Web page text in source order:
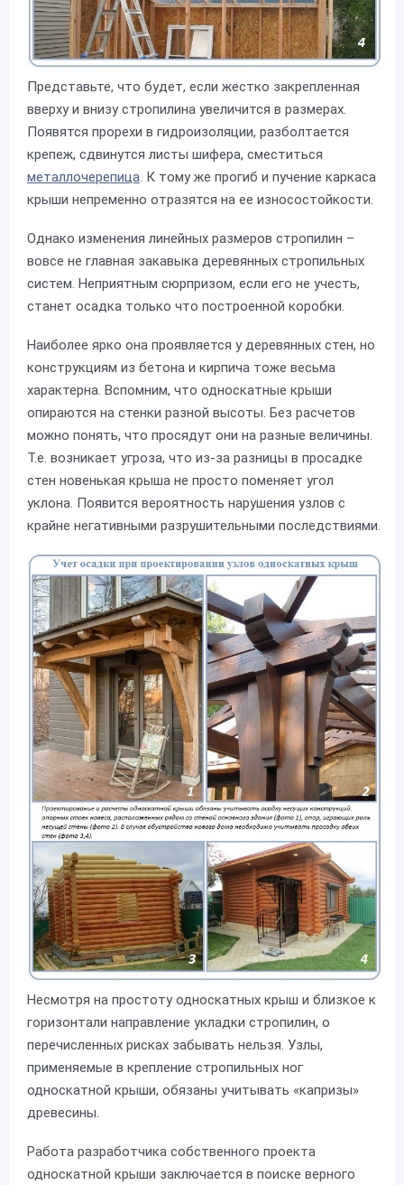
Представьте, что будет, если жестко закрепленная
вверху и внизу стропилина увеличится в размерах.
Появятся прорехи в гидроизоляции, разболтается
крепеж, сдвинутся листы шифера, сместиться
металлочерепица. К тому же прогиб и пучение каркаса
крыши непременно отразятся на ее износостойкости.
Однако изменения линейных размеров стропилин –
вовсе не главная закавыка деревянных стропильных
систем. Неприятным сюрпризом, если его не учесть,
станет осадка только что построенной коробки.
Наиболее ярко она проявляется у деревянных стен, но
конструкциям из бетона и кирпича тоже весьма
характерна. Вспомним, что односкатные крыши
опираются на стенки разной высоты. Без расчетов
можно понять, что просядут они на разные величины.
Т.е. возникает угроза, что из-за разницы в просадке
стен новенькая крыша не просто поменяет угол
уклона. Появится вероятность нарушения узлов с
крайне негативными разрушительными последствиями.
Несмотря на простоту односкатных крыш и близкое к
горизонтали направление укладки стропилин, о
перечисленных рисках забывать нельзя. Узлы,
применяемые в крепление стропильных ног
односкатной крыши, обязаны учитывать «капризы»
древесины.
Работа разработчика собственного проекта
односкатной крыши заключается в поиске верного